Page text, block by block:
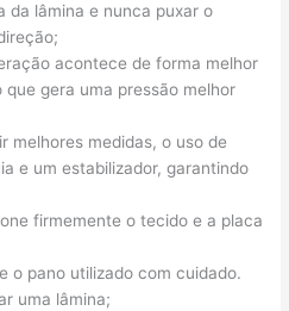
da lâmina e nunca puxar o
acontece de forma melhor
gera uma pressão melhor
melhores medidas, o uso de
e um estabilizador, garantindo
firmemente o tecido e a placa
o pano utilizado com cuidado.
uma lâmina;